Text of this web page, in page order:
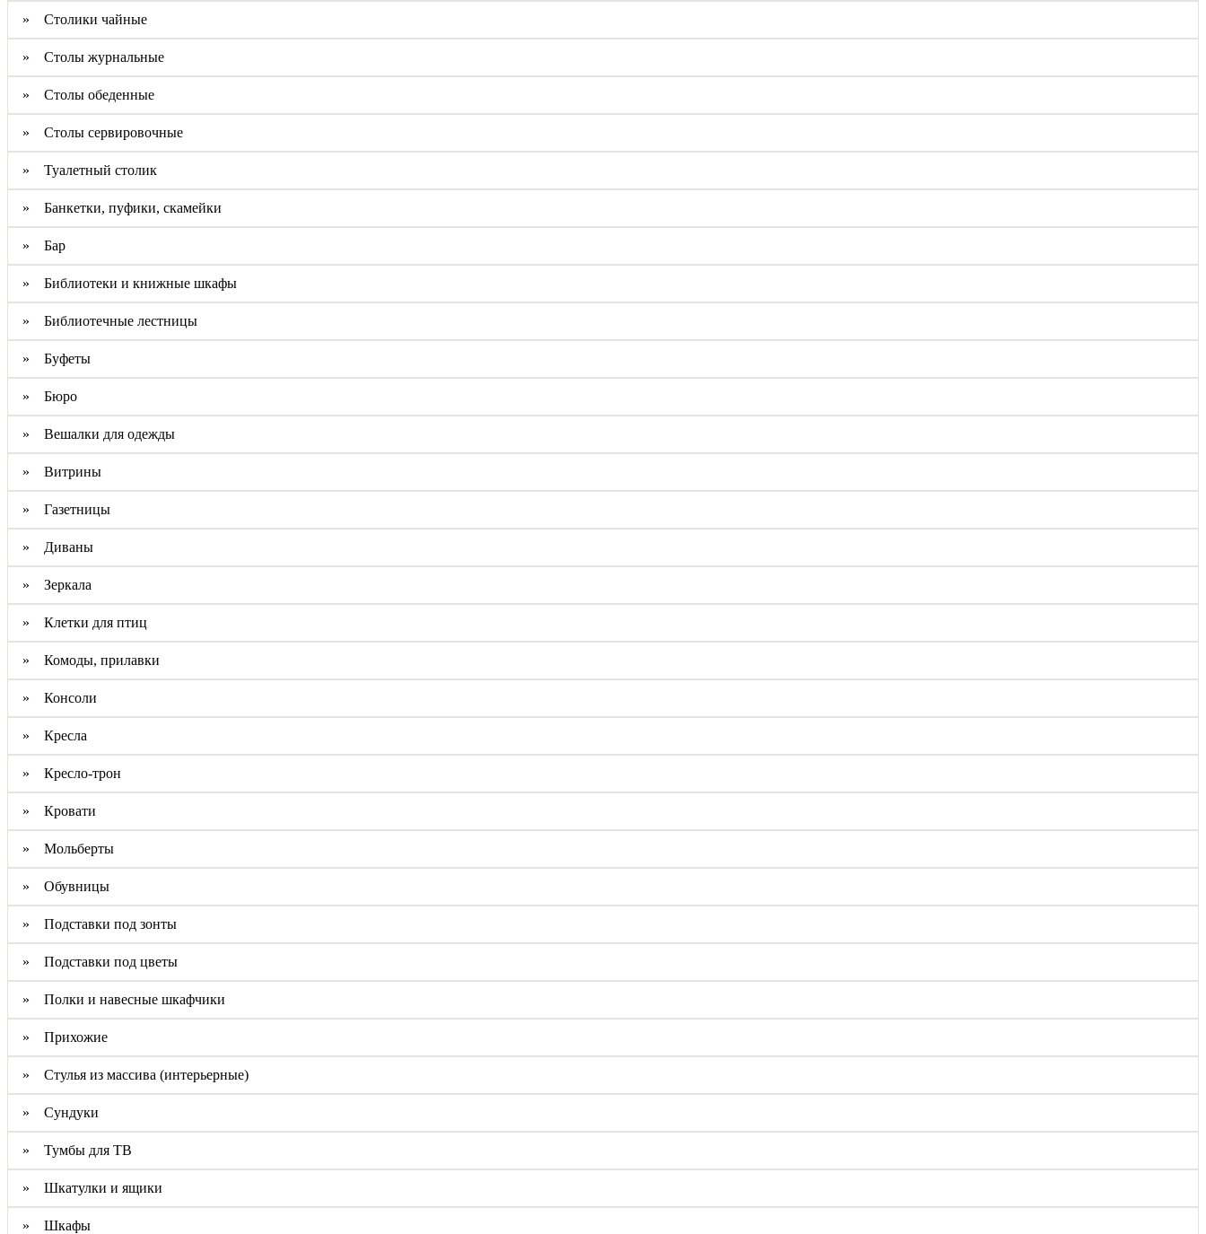
» Столики чайные
» Столы журнальные
» Столы обеденные
» Столы сервировочные
» Туалетный столик
» Банкетки, пуфики, скамейки
» Бар
» Библиотеки и книжные шкафы
» Библиотечные лестницы
» Буфеты
» Бюро
» Вешалки для одежды
» Витрины
» Газетницы
» Диваны
» Зеркала
» Клетки для птиц
» Комоды, прилавки
» Консоли
» Кресла
» Кресло-трон
» Кровати
» Мольберты
» Обувницы
» Подставки под зонты
» Подставки под цветы
» Полки и навесные шкафчики
» Прихожие
» Стулья из массива (интерьерные)
» Сундуки
» Тумбы для ТВ
» Шкатулки и ящики
» Шкафы